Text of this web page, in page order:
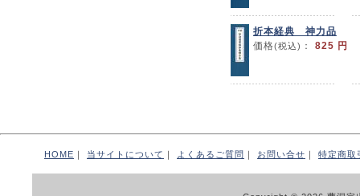
折本経典 神力品
価格(税込) ： 825 円
HOME ｜ 当サイトについて ｜ よくあるご質問 ｜ お問い合せ ｜ 特定商取